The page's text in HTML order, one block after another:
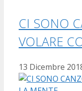
CI SONO
VOLARE
13 Dicembre